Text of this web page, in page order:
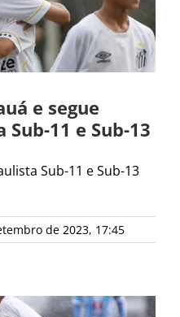
e segue
11 e Sub-13
Sub-11 e Sub-13
de 2023, 17:45